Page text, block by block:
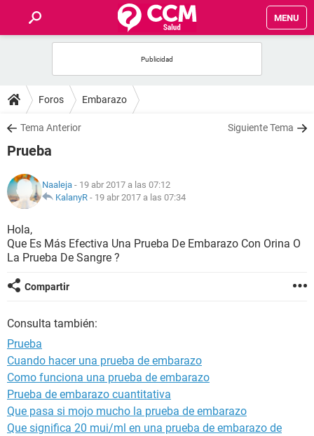
MENU
FOROS
SALUD
NUTRICIÓN
BIENESTAR
Foros Embarazo
Tema Anterior Siguiente Tema
Prueba
Naaleja - 19 abr 2017 a las 07:12
KalanyR - 19 abr 2017 a las 07:34
Hola,
Que Es Más Efectiva Una Prueba De Embarazo Con Orina O
La Prueba De Sangre ?
Compartir
Consulta también:
Prueba
Cuando hacer una prueba de embarazo
Como funciona una prueba de embarazo
Prueba de embarazo cuantitativa
Que pasa si mojo mucho la prueba de embarazo
Que significa 20 mui/ml en una prueba de embarazo de